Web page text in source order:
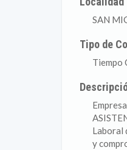
SAN
Tipo de
Tiempo
Laboral
y